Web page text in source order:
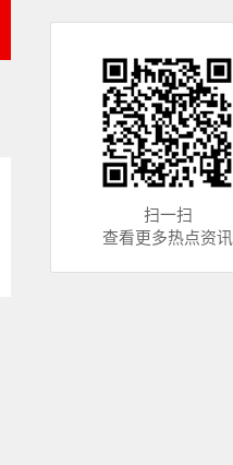
扫一扫
查看更多热点资讯